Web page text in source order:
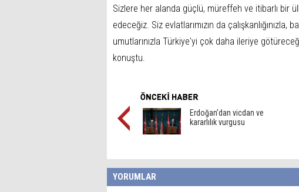
Sizlere her alanda güçlü, müreffeh ve itibarlı bir
edeceğiz. Siz evlatlarımızın da çalışkanlığınızla,
umutlarınızla Türkiye'yi çok daha ileriye
konuştu.
Erdoğan’dan vicdan ve
kararlılık vurgusu
YORUMLAR